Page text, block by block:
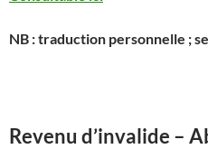
NB : traduction personnelle ;
Revenu d’invalide –